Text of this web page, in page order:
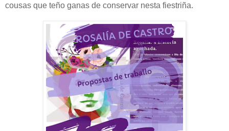
cousas que teño ganas de conservar nesta fiestriña.